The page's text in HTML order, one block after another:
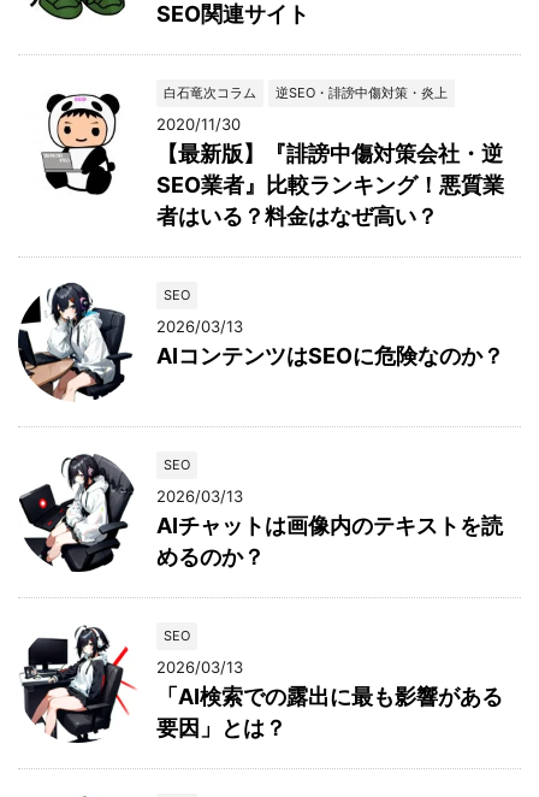
SEO関連サイト
白石竜次コラム 逆SEO・誹謗中傷対策・炎上
2020/11/30
【最新版】『誹謗中傷対策会社・逆
SEO業者』比較ランキング！悪質業
者はいる？料金はなぜ高い？
SEO
2026/03/13
AIコンテンツはSEOに危険なのか？
SEO
2026/03/13
AIチャットは画像内のテキストを読
めるのか？
SEO
2026/03/13
「AI検索での露出に最も影響がある
要因」とは？